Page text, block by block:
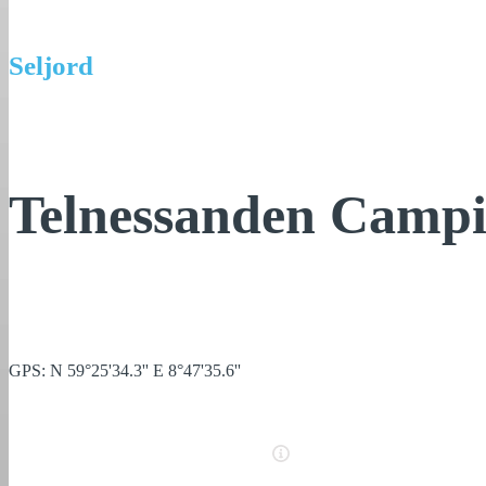
Seljord
Telnessanden
GPS: N 59°25'34.3'' E 8°47'35.6''